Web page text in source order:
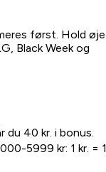
først. Hold øje
Black Week og
du 40 kr. i bonus.
5999 kr: 1 kr. = 1